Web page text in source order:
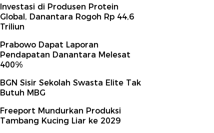
Investasi di Produsen Protein
Global, Danantara Rogoh Rp 44,6
Triliun
Prabowo Dapat Laporan
Pendapatan Danantara Melesat
400%
BGN Sisir Sekolah Swasta Elite Tak
Butuh MBG
Freeport Mundurkan Produksi
Tambang Kucing Liar ke 2029